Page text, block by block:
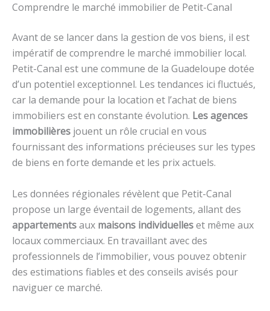
Comprendre le marché immobilier de Petit-Canal
Avant de se lancer dans la gestion de vos biens, il est
impératif de comprendre le marché immobilier local.
Petit-Canal est une commune de la Guadeloupe dotée
d’un potentiel exceptionnel. Les tendances ici fluctués,
car la demande pour la location et l’achat de biens
immobiliers est en constante évolution. Les agences
immobilières jouent un rôle crucial en vous
fournissant des informations précieuses sur les types
de biens en forte demande et les prix actuels.
Les données régionales révèlent que Petit-Canal
propose un large éventail de logements, allant des
appartementsaux maisons individuelleset même aux
locaux commerciaux. En travaillant avec des
professionnels de l’immobilier, vous pouvez obtenir
des estimations fiables et des conseils avisés pour
naviguer ce marché.